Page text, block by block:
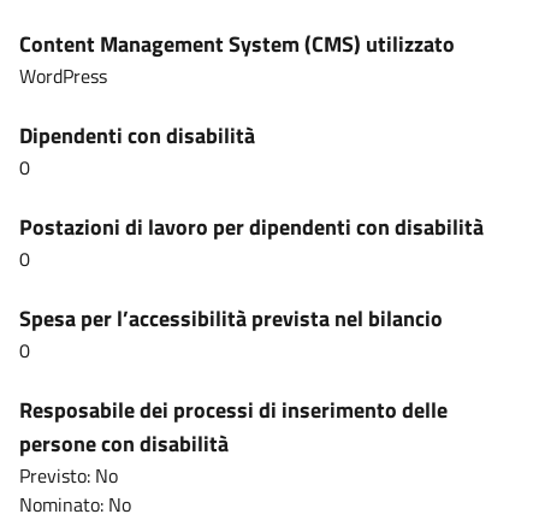
Content Management System (CMS) utilizzato
WordPress
Dipendenti con disabilità
0
Postazioni di lavoro per dipendenti con disabilità
0
Spesa per l’accessibilità prevista nel bilancio
0
Resposabile dei processi di inserimento delle
persone con disabilità
Previsto: No
Nominato: No